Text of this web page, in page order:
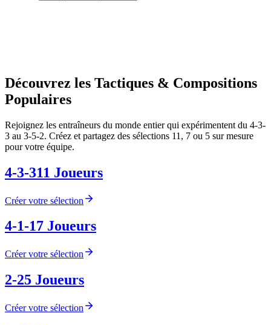
Découvrez les Tactiques & Compositions
Populaires
Rejoignez les entraîneurs du monde entier qui expérimentent du 4-3-
3 au 3-5-2. Créez et partagez des sélections 11, 7 ou 5 sur mesure
pour votre équipe.
4-3-311 Joueurs
Créer votre sélection
4-1-17 Joueurs
Créer votre sélection
2-25 Joueurs
Créer votre sélection